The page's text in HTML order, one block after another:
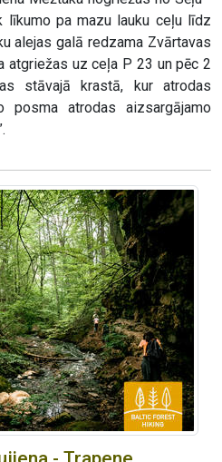
pa mazu lauku ceļu līdz
alejas galā redzama Zvārtavas
atgriežas uz ceļa P 23 un pēc 2
stāvajā krastā, kur atrodas
posma atrodas aizsargājamo